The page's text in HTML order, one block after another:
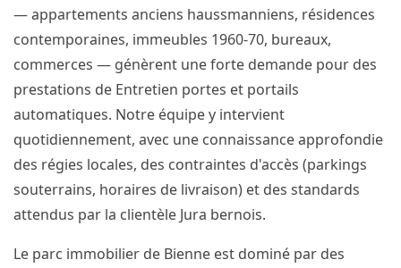
— appartements anciens haussmanniens, résidences
contemporaines, immeubles 1960-70, bureaux,
commerces — génèrent une forte demande pour des
prestations de Entretien portes et portails
automatiques. Notre équipe y intervient
quotidiennement, avec une connaissance approfondie
des régies locales, des contraintes d'accès (parkings
souterrains, horaires de livraison) et des standards
attendus par la clientèle Jura bernois.
Le parc immobilier de Bienne est dominé par des